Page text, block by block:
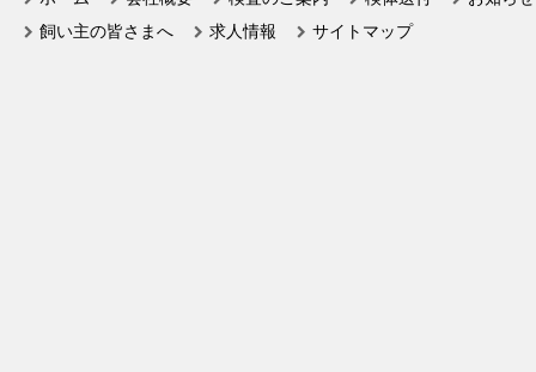
飼い主の皆さまへ
求人情報 サイトマップ